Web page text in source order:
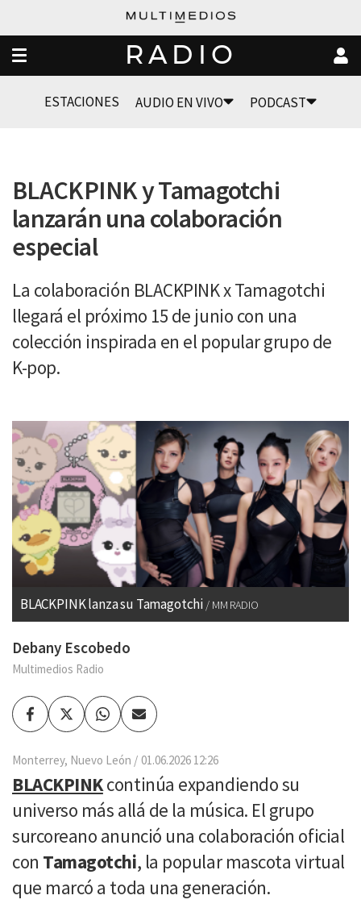
RADIO
ESTACIONES AUDIO EN VIVO PODCAST
BLACKPINK y Tamagotchi
lanzarán una colaboración
especial
La colaboración BLACKPINK x Tamagotchi
llegará el próximo 15 de junio con una
colección inspirada en el popular grupo de
K-pop.
BLACKPINK lanza su Tamagotchi MM RADIO
Debany Escobedo
Multimedios Radio
FacebookTwitterWhatsapp
Enviar
por
Monterrey, Nuevo León 01.06.2026 12:26
BLACKPINKcontinúa expandiendo su
universo más allá de la música. El grupo
surcoreano anunció una colaboración oficial
con Tamagotchi, la popular mascota virtual
que marcó a toda una generación.